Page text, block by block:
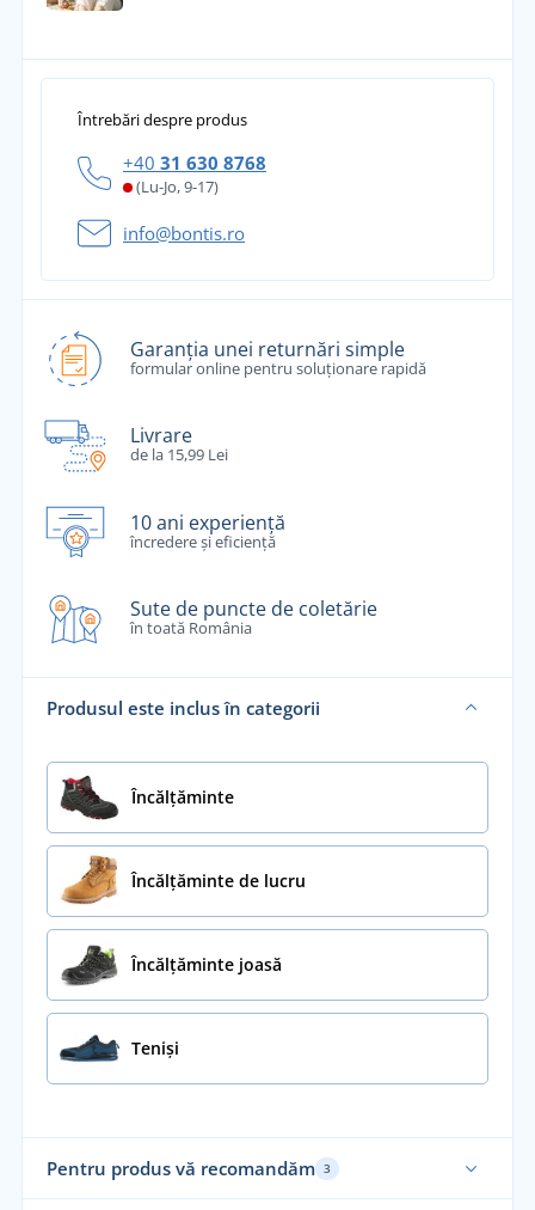
Întrebări despre produs
+40 31 630 8768
(Lu-Jo, 9-17)
info@bontis.ro
Garanția unei returnări simple
formular online pentru soluționare rapidă
Livrare
de la 15,99 Lei
10 ani experiență
încredere și eficiență
Sute de puncte de coletărie
în toată România
Produsul este inclus în categorii
Încălţăminte
Încălțăminte de lucru
Încălțăminte joasă
Teniși
Pentru produs vă recomandăm 3